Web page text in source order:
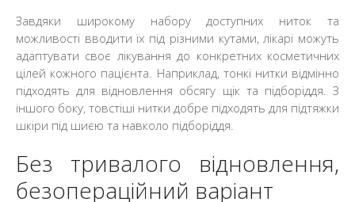
Завдяки широкому набору доступних ниток та
можливості вводити їх під різними кутами, лікарі можуть
адаптувати своє лікування до конкретних косметичних
цілей кожного пацієнта. Наприклад, тонкі нитки відмінно
підходять для відновлення обсягу щік та підборіддя. З
іншого боку, товстіші нитки добре підходять для підтяжки
шкіри під шиєю та навколо підборіддя.
Без тривалого відновлення,
безопераційний варіант